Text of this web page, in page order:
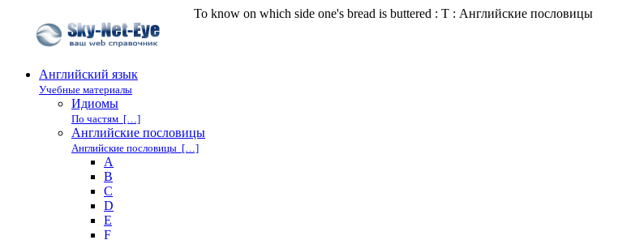
То know on which side one's bread is buttered : T : Английские пословицы
Английский язык
Учебные материалы
Идиомы
По частям […]
Английские пословицы
Английские пословицы […]
A
B
C
D
E
F